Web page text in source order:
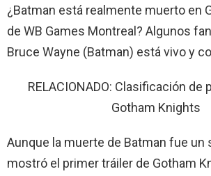
¿Batman está realmente muerto en
de WB Games Montreal? Algunos
Bruce Wayne (Batman) está vivo y
RELACIONADO: Clasificación de
Gotham Knights
Aunque la muerte de Batman fue un
mostró el primer tráiler de Gotham